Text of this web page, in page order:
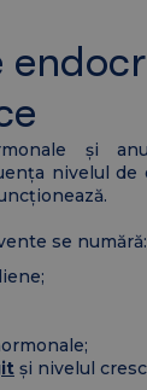
și
nivelul de
se numără:
și nivelul